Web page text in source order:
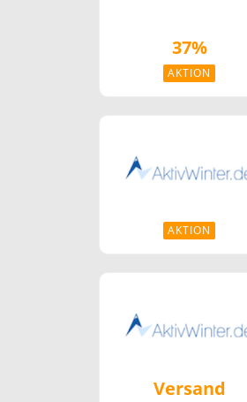
37%
AKTION
AKTION
Versand